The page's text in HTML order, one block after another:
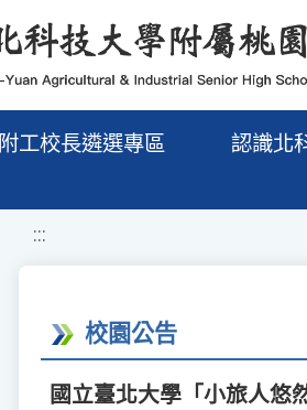
附工校長遴選專區 認識北
:::
校園公告
國立臺北大學「小旅人悠